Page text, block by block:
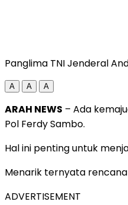
Panglima TNI Jenderal
A A A
ARAH NEWS – Ada
Pol Ferdy Sambo.
Hal ini penting untuk
Menarik ternyata rencana
ADVERTISEMENT